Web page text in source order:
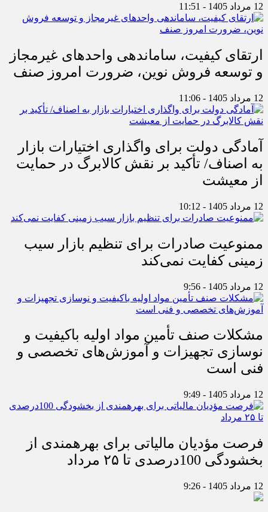
12 مرداد 1405 - 11:51
ارتقای کیفیت، ساماندهی واحدهای غیرمجاز
و توسعه فروش نوین، ضرورت امروز صنف
12 مرداد 1405 - 11:06
آمادگی دولت برای واگذاری اختیارات بازار
به اصناف/ تأکید بر نقش کالابرگ در حمایت
از معیشت
12 مرداد 1405 - 10:12
ممنوعیت صادرات برای تنظیم بازار سیب
زمینی کفایت نمی‌کند
12 مرداد 1405 - 9:56
مشکلات صنف تأمین مواد اولیه باکیفیت و
نوسازی تجهیزات و آموزش‌های تخصصی و
فنی است
12 مرداد 1405 - 9:49
فرصت مؤدیان مالیاتی برای بهره‎مندی از
بخشودگی 100درصدی تا ۲۵ مرداد
12 مرداد 1405 - 9:26